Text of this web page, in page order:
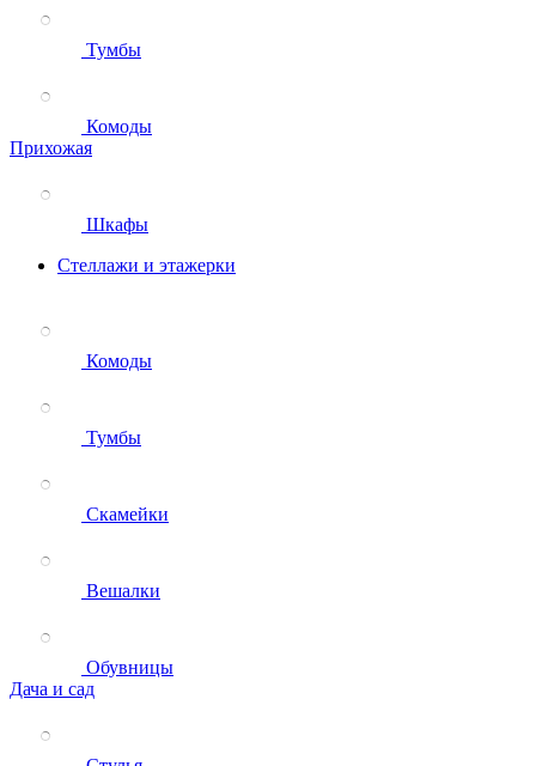
Тумбы
Комоды
Прихожая
Шкафы
Стеллажи и этажерки
Комоды
Тумбы
Скамейки
Вешалки
Обувницы
Дача и сад